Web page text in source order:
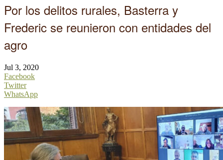
Por los delitos rurales, Basterra y
Frederic se reunieron con entidades del
agro
Jul 3, 2020
Facebook
Twitter
WhatsApp